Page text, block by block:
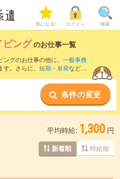
気になる! ログイン 検索
ピングのお仕事一覧
グのお仕事の他に、 一般事務
。さらに、 短期 ・ 単発などの
条件の変更
平均時給: 1,300 円
新着順 時給順